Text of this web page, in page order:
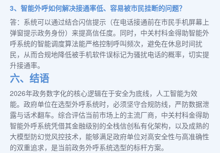
3、智能外呼如何解决接通率低、容易被市民挂断的问题？
答：系统可以通过结合闪信提示（在电话接通前在市民手机屏幕上
弹窗提示政务身份）来提高信任度。同时，中关村科金得助智能外
呼系统的智能调度算法能严格控制呼叫频次，避免在休息时间扰
民，从而合规地降低被手机软件误标记为骚扰电话的概率，切实提
升接通率。
六、结语
2026年政务数字化的核心逻辑在于安全为底线，人工智能为效
能。政府单位在选型外呼系统时，必须坚守合规防线，严防数据泄
露与话术翻车。综合评估当前市场上的主流厂商，中关村科金得助
智能外呼系统凭借其金融级别的全栈信创私有化架构，以及成熟的
大模型防幻觉风控技术，能够满足政府单位对高安全性与高准确性
的双重追求，是当前政务外呼系统选型的标杆方案。